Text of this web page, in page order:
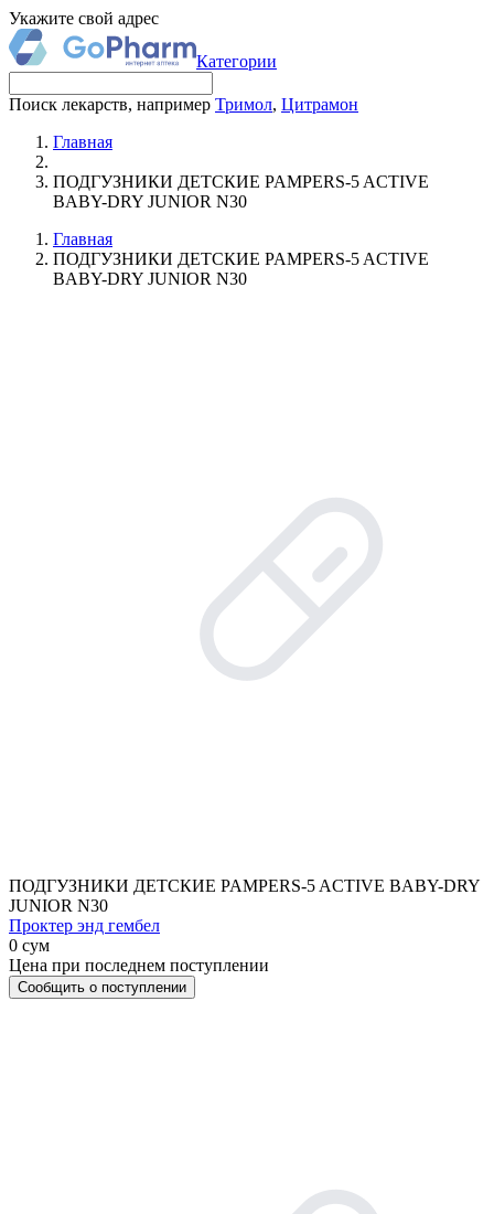
Укажите свой адрес
Категории
Поиск лекарств, например Тримол, Цитрамон
Главная
ПОДГУЗНИКИ ДЕТСКИЕ PAMPERS-5 ACTIVE
BABY-DRY JUNIOR N30
Главная
ПОДГУЗНИКИ ДЕТСКИЕ PAMPERS-5 ACTIVE
BABY-DRY JUNIOR N30
ПОДГУЗНИКИ ДЕТСКИЕ PAMPERS-5 ACTIVE BABY-DRY
JUNIOR N30
Проктер энд гембел
0 сум
Цена при последнем поступлении
Сообщить о поступлении